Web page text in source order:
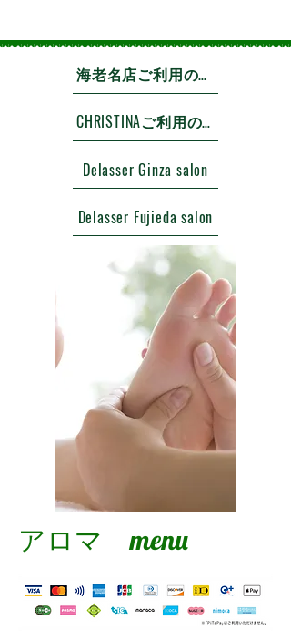
海老名店ご利用のお客様
CHRISTINAご利用のお客様
Delasser Ginza salon
Delasser Fujieda salon
アロマ menu